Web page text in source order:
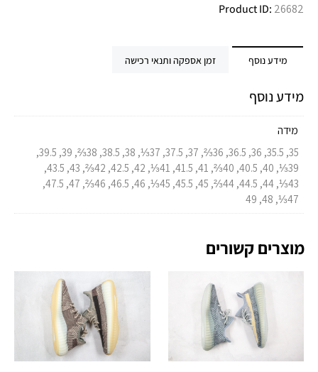
Product ID: 26682
מידע נוסף זמן אספקה ותנאי רכישה
מידע נוסף
מידה
35, 35.5, 36, 36.5, 36⅔, 37, 37.5, 37⅓, 38, 38.5, 38⅔, 39, 39.5,
39⅓, 40, 40.5, 40⅔, 41, 41.5, 41⅓, 42, 42.5, 42⅔, 43, 43.5,
43⅓, 44, 44.5, 44⅔, 45, 45.5, 45⅓, 46, 46.5, 46⅔, 47, 47.5,
47⅓, 48, 49
מוצרים קשורים